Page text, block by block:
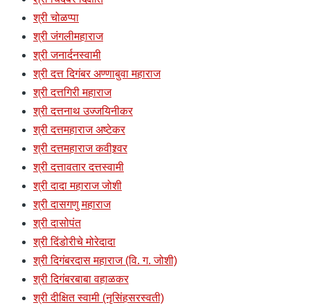
श्री चोळप्पा
श्री जंगलीमहाराज
श्री जनार्दनस्वामी
श्री दत्त दिगंबर अण्णाबुवा महाराज
श्री दत्तगिरी महाराज
श्री दत्तनाथ उज्जयिनीकर
श्री दत्तमहाराज अष्टेकर
श्री दत्तमहाराज कवीश्र्वर
श्री दत्तावतार दत्तस्वामी
श्री दादा महाराज जोशी
श्री दासगणु महाराज
श्री दासोपंत
श्री दिंडोरीचे मोरेदादा
श्री दिगंबरदास महाराज (वि. ग. जोशी)
श्री दिगंबरबाबा वहाळकर
श्री दीक्षित स्वामी (नृसिंहसरस्वती)